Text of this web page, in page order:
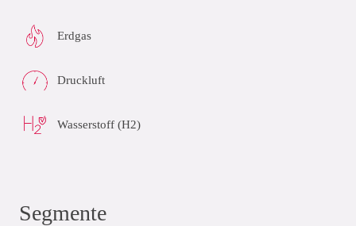
Erdgas
Druckluft
Wasserstoff (H2)
Segmente